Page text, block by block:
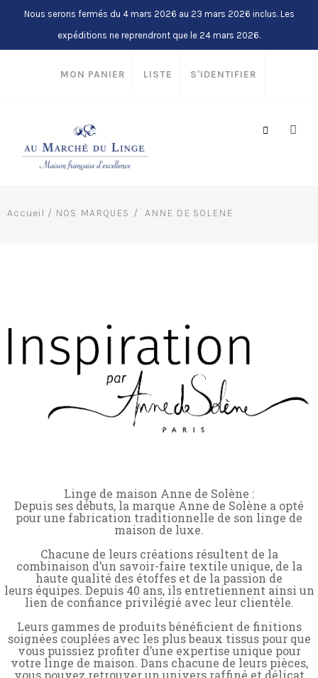
Nous serons fermés du 4 mars 2026 au 23 mars 2026 inclus. Les
expéditions ne reprendront que le 24 mars 2026.
MON PANIER LISTE S'IDENTIFIER
Accueil / NOS MARQUES ANNE DE SOLENE
Linge de maison Anne de Solène :
Depuis ses débuts, la marque Anne de Solène a opté
pour une fabrication traditionnelle de son linge de
maison de luxe.
Chacune de leurs créations résultent de la
combinaison d’un savoir-faire textile unique, de la
haute qualité des étoffes et de la passion de
leurs équipes. Depuis 40 ans, ils entretiennent ainsi un
lien de confiance privilégié avec leur clientèle.
Leurs gammes de produits bénéficient de finitions
soignées couplées avec les plus beaux tissus pour que
vous puissiez profiter d’une expertise unique pour
votre linge de maison. Dans chacune de leurs pièces,
vous pouvez retrouver un univers raffiné et délicat